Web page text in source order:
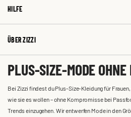
HILFE
ÜBER ZIZZI
PLUS-SIZE-MODE OHNE
Bei Zizzi findest du Plus-Size-Kleidung für
wie sie es wollen – ohne Kompromisse bei
Trends einzugehen. Wir entwerfen Mode in den